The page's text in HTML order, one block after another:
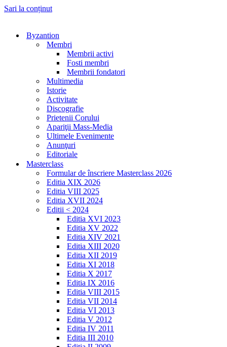
Sari la conținut
Byzantion
Membri
Membrii activi
Fosti membri
Membrii fondatori
Multimedia
Istorie
Activitate
Discografie
Prietenii Corului
Apariţii Mass-Media
Ultimele Evenimente
Anunţuri
Editoriale
Masterclass
Formular de înscriere Masterclass 2026
Editia XIX 2026
Editia VIII 2025
Editia XVII 2024
Editii < 2024
Editia XVI 2023
Editia XV 2022
Editia XIV 2021
Editia XIII 2020
Editia XII 2019
Editia XI 2018
Editia X 2017
Editia IX 2016
Editia VIII 2015
Editia VII 2014
Editia VI 2013
Editia V 2012
Editia IV 2011
Editia III 2010